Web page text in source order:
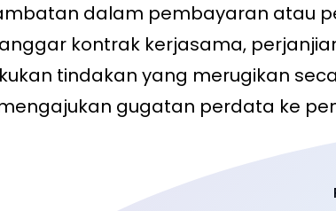
dalam pembayaran atau
kontrak kerjasama,
tindakan yang merugikan
gugatan perdata ke